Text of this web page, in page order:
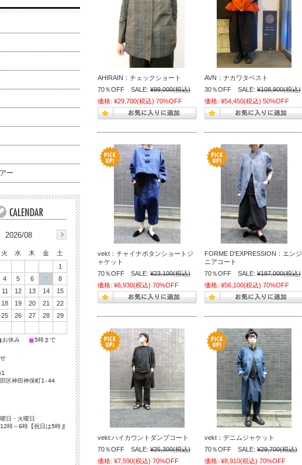
AHIRAIN：チェックショート
70％OFF SALE: ¥99,000(税込)
価格: ¥29,700(税込) 70%OFF
AVN：ナカワタベスト
30％OFF SALE: ¥108,900(税込)
価格: ¥54,450(税込) 50%OFF
vekt：チャイナボタンショートジ
ャケット
70％OFF SALE: ¥23,100(税込)
価格: ¥6,930(税込) 70%OFF
FORME D'EXPRESSION：エンジ
ニアコート
70％OFF SALE: ¥187,000(税込)
価格: ¥56,100(税込) 70%OFF
vekt:ハイカウントダンプコート
70％OFF SALE: ¥25,300(税込)
価格: ¥7,590(税込) 70%OFF
vekt：デニムジャケット
70％OFF SALE: ¥29,700(税込)
価格: ¥8,910(税込) 70%OFF
ー
2026/08
火 水 木 金
土
1
4 5 6 7
8
11 12 13 14
15
18 19 20 21
22
25 26 27 28
29
お休み ■ 5時まで
区神田神保町1-44
日・火曜日
時～6時【祝日は5時ま